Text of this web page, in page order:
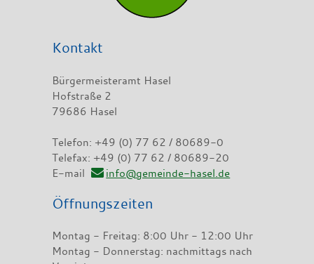
Kontakt
Bürgermeisteramt Hasel
Hofstraße 2
79686 Hasel
Telefon: +49 (0) 77 62 / 80689-0
Telefax: +49 (0) 77 62 / 80689-20
E-mail
info@gemeinde-hasel.de
Öffnungszeiten
Montag - Freitag: 8:00 Uhr - 12:00 Uhr
Montag - Donnerstag: nachmittags nach